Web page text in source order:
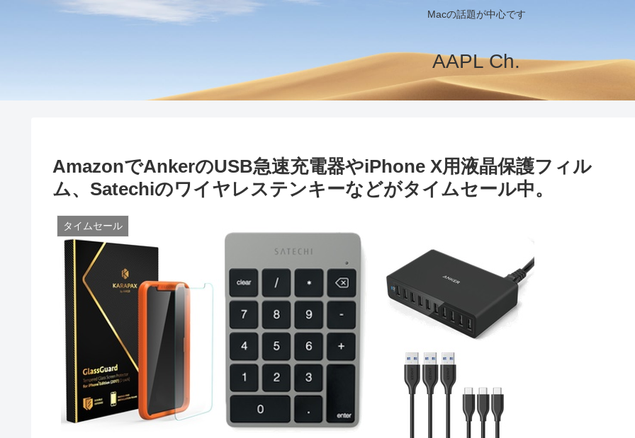
Macの話題が中心です
AAPL Ch.
AmazonでAnkerのUSB急速充電器やiPhone X用液晶保護フィル
ム、Satechiのワイヤレステンキーなどがタイムセール中。
タイムセール